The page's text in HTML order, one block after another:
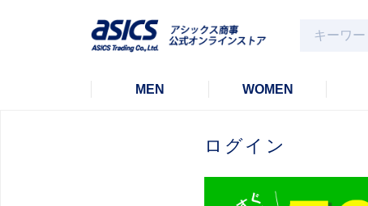
MEN WOMEN
ログイン